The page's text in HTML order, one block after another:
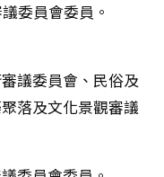
委員會委員。
議委員會、民俗及
落及文化景觀審議